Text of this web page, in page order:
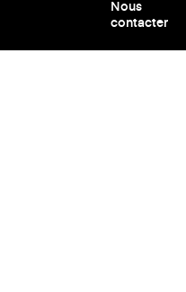
Nous
contacter